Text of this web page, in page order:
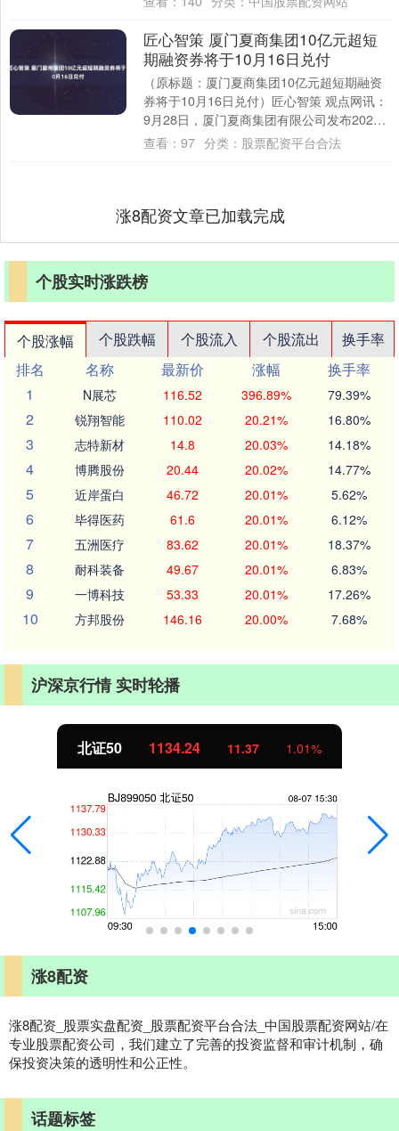
匠心智策 厦门夏商集团10亿元超短
期融资券将于10月16日兑付
（原标题：厦门夏商集团10亿元超短期融资
券将于10月16日兑付）匠心智策 观点网讯：
9月28日，厦门夏商集团有限公司发布2025
年度第十六期超短期融资券兑付公告....
查看： 97 分类： 股票配资平台合法
涨8配资文章已加载完成
个股实时涨跌榜
个股涨幅 个股跌幅 个股流入 个股流出
换手率
排名
名称 最新价 涨幅
换手率
1
N展芯 116.52 396.89% 79.39%
2 锐翔智能 110.02 20.21% 16.80%
3 志特新材 14.8 20.03% 14.18%
4 博腾股份 20.44 20.02% 14.77%
5 近岸蛋白 46.72 20.01% 5.62%
6 毕得医药 61.6 20.01% 6.12%
7 五洲医疗 83.62 20.01% 18.37%
8 耐科装备 49.67 20.01% 6.83%
9 一博科技 53.33 20.01% 17.26%
10 方邦股份 146.16 20.00% 7.68%
沪深京行情 实时轮播
北证50 1134.24 11.37 1.01%
涨8配资
涨8配资_股票实盘配资_股票配资平台合法_中国股票配资网站/在
专业股票配资公司，我们建立了完善的投资监督和审计机制，确
保投资决策的透明性和公正性。
话题标签